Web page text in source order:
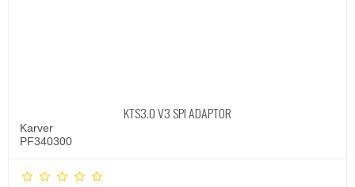
KTS3.0 V3 SPI ADAPTOR
Karver
PF340300